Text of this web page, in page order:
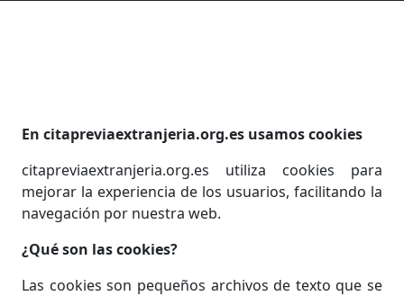
En citapreviaextranjeria.org.es usamos cookies
citapreviaextranjeria.org.es utiliza cookies para
mejorar la experiencia de los usuarios, facilitando la
navegación por nuestra web.
¿Qué son las cookies?
Las cookies son pequeños archivos de texto que se